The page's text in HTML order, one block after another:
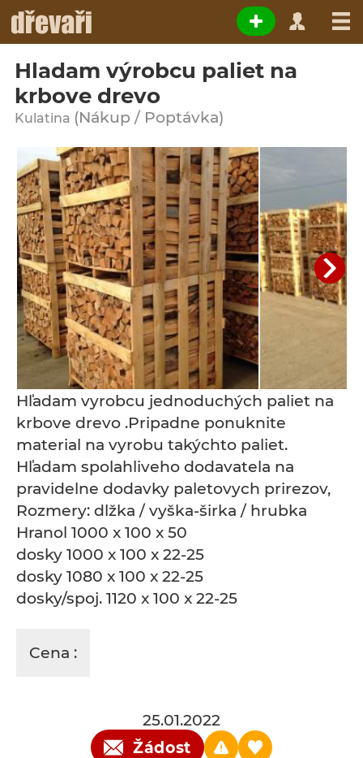
Hladam výrobcu paliet na
krbove drevo
Kulatina (Nákup / Poptávka)
Hľadam vyrobcu jednoduchých paliet na
krbove drevo .Pripadne ponuknite
material na vyrobu takýchto paliet.
Hľadam spolahliveho dodavatela na
pravidelne dodavky paletovych prirezov,
Rozmery: dlžka / vyška-širka / hrubka
Hranol 1000 x 100 x 50
dosky 1000 x 100 x 22-25
dosky 1080 x 100 x 22-25
dosky/spoj. 1120 x 100 x 22-25
Cena :
25.01.2022
Žádost